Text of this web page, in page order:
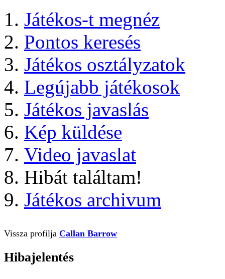
Játékos-t megnéz
Pontos keresés
Játékos osztályzatok
Legújabb játékosok
Játékos javaslás
Kép küldése
Video javaslat
Hibát találtam!
Játékos archivum
Vissza profilja Callan Barrow
Hibajelentés